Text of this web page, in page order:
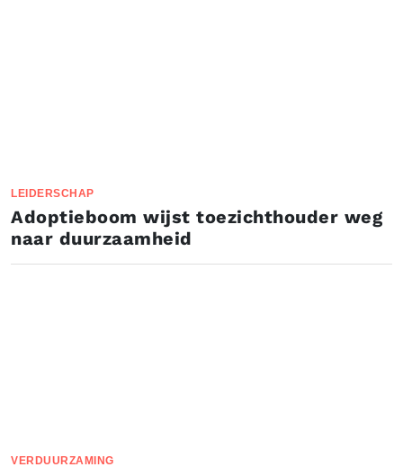
LEIDERSCHAP
Adoptieboom wijst toezichthouder weg
naar duurzaamheid
VERDUURZAMING